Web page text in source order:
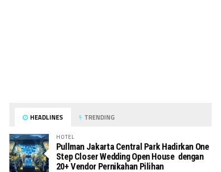
HEADLINES TRENDING
HOTEL
Pullman Jakarta Central Park Hadirkan One
Step Closer Wedding Open House dengan
20+ Vendor Pernikahan Pilihan